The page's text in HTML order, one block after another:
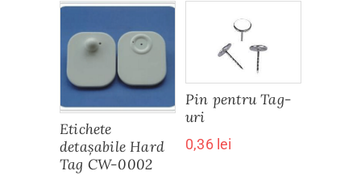
Etichete
detașabile Hard
Tag CW-0002
Pin pentru Tag-
uri
0,36 lei